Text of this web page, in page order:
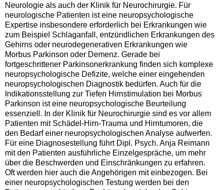
Neurologie als auch der Klinik für Neurochirurgie. Für
neurologische Patienten ist eine neuropsychologische
Expertise insbesondere erforderlich bei Erkrankungen wie
zum Beispiel Schlaganfall, entzündlichen Erkrankungen des
Gehirns oder neurodegenerativen Erkrankungen wie
Morbus Parkinson oder Demenz. Gerade bei
fortgeschrittener Parkinsonerkrankung finden sich komplexe
neuropsychologische Defizite, welche einer eingehenden
neuropsychologischen Diagnostik bedürfen. Auch für die
Indikationsstellung zur Tiefen Hirnstimulation bei Morbus
Parkinson ist eine neuropsychologische Beurteilung
essenziell. In der Klinik für Neurochirurgie sind es vor allem
Patienten mit Schädel-Hirn-Trauma und Hirntumoren, die
den Bedarf einer neuropsychologischen Analyse aufwerfen.
Für eine Diagnosestellung führt Dipl. Psych. Anja Reimann
mit den Patienten ausführliche Einzelgespräche, um mehr
über die Beschwerden und Einschränkungen zu erfahren.
Oft werden hier auch die Angehörigen mit einbezogen. Bei
einer neuropsychologischen Testung werden bei den